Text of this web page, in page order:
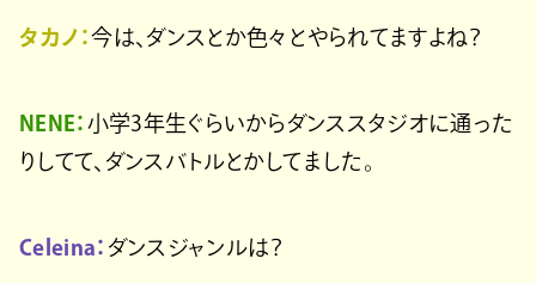
タカノ：今は、ダンスとか色々とやられてますよね？
NENE： 小学3年生ぐらいからダンススタジオに通った
りしてて、ダンスバトルとかしてました。
Celeina： ダンスジャンルは？